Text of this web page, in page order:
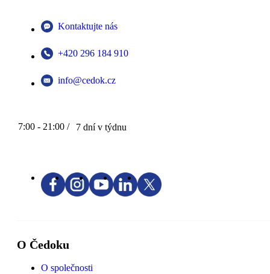
Kontaktujte nás
+420 296 184 910
info@cedok.cz
7:00 - 21:00 / 7 dní v týdnu
O Čedoku
O společnosti